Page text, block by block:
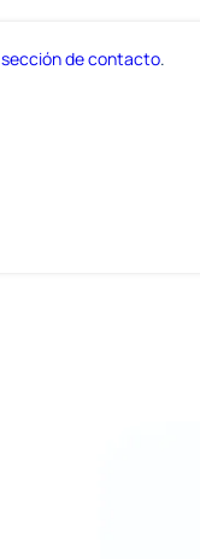
sección de contacto.